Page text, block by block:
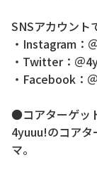
SNSアカウント
・Instagram：
・Twitter：＠
・Facebook：
●コアターゲッ
4yuuu!のコアタ
マ。